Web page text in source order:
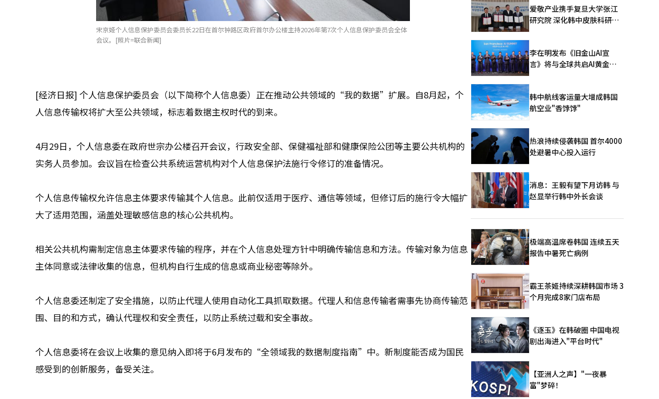
宋京姬个人信息保护委员会委员长22日在首尔钟路区政府首尔办公楼主持2026年第7次个人信息保护委员会全体
会议。[照片=联合新闻]
[经济日报] 个人信息保护委员会（以下简称个人信息委）正在推动公共领域的“我的数据”扩展。自8月起，个
人信息传输权将扩大至公共领域，标志着数据主权时代的到来。
4月29日，个人信息委在政府世宗办公楼召开会议，行政安全部、保健福祉部和健康保险公团等主要公共机构的
实务人员参加。会议旨在检查公共系统运营机构对个人信息保护法施行令修订的准备情况。
个人信息传输权允许信息主体要求传输其个人信息。此前仅适用于医疗、通信等领域，但修订后的施行令大幅扩
大了适用范围，涵盖处理敏感信息的核心公共机构。
相关公共机构需制定信息主体要求传输的程序，并在个人信息处理方针中明确传输信息和方法。传输对象为信息
主体同意或法律收集的信息，但机构自行生成的信息或商业秘密等除外。
个人信息委还制定了安全措施，以防止代理人使用自动化工具抓取数据。代理人和信息传输者需事先协商传输范
围、目的和方式，确认代理权和安全责任，以防止系统过载和安全事故。
个人信息委将在会议上收集的意见纳入即将于6月发布的“全领域我的数据制度指南”中。新制度能否成为国民
感受到的创新服务，备受关注。
爱敬产业携手复旦大学张江
研究院 深化韩中皮肤科研合
李在明发布《旧金山AI宣
言》将与全球共启AI黄金时
韩中航线客运量大增成韩国
航空业"香饽饽"
热浪持续侵袭韩国 首尔4000
处避暑中心投入运行
消息：王毅有望下月访韩 与
赵显举行韩中外长会谈
极端高温席卷韩国 连续五天
报告中暑死亡病例
霸王茶姬持续深耕韩国市场 3
个月完成8家门店布局
《逐玉》在韩破圈 中国电视
剧出海进入"平台时代"
【亚洲人之声】"一夜暴
富"梦碎！